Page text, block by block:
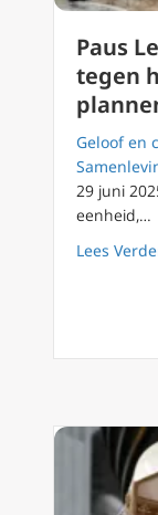
Paus
tegen
Geloof en
29 juni
eenheid,…
Lees